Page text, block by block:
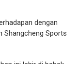
dengan
Shangcheng Sports